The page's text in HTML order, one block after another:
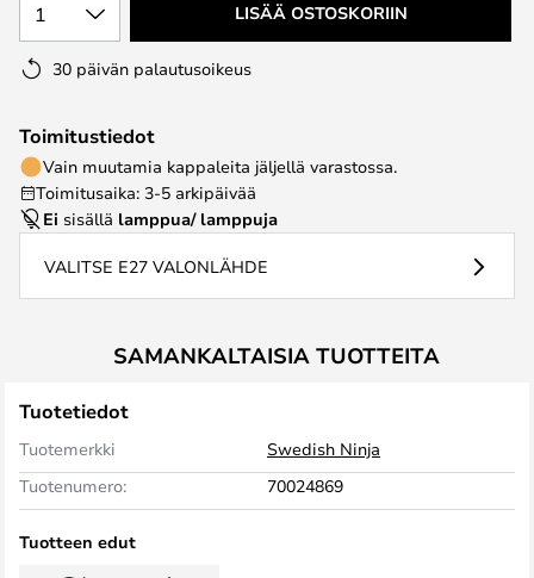
1 LISÄÄ OSTOSKORIIN
30 päivän palautusoikeus
Toimitustiedot
Vain muutamia kappaleita jäljellä varastossa.
Toimitusaika: 3-5 arkipäivää
Ei sisällä lamppua/ lamppuja
VALITSE E27 VALONLÄHDE
SAMANKALTAISIA TUOTTEITA
Tuotetiedot
Tuotemerkki
Swedish Ninja
Tuotenumero:
70024869
Tuotteen edut